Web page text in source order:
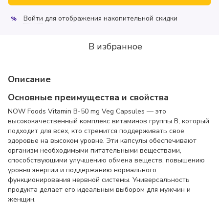
% Войти для отображения накопительной скидки
В избранное
Описание
Основные преимущества и свойства
NOW Foods Vitamin B-50 mg Veg Capsules — это
высококачественный комплекс витаминов группы B, который
подходит для всех, кто стремится поддерживать свое
здоровье на высоком уровне. Эти капсулы обеспечивают
организм необходимыми питательными веществами,
способствующими улучшению обмена веществ, повышению
уровня энергии и поддержанию нормального
функционирования нервной системы. Универсальность
продукта делает его идеальным выбором для мужчин и
женщин.